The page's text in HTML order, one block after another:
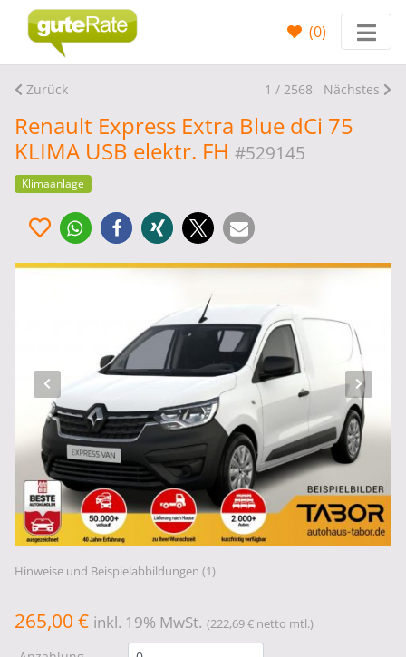
(0)
Zurück 1 / 2568 Nächstes
Renault Express Extra Blue dCi 75
KLIMA USB elektr. FH #529145
Klimaanlage
Hinweise und Beispielabbildungen (1)
265,00 € inkl. 19% MwSt. (222,69 € netto mtl.)